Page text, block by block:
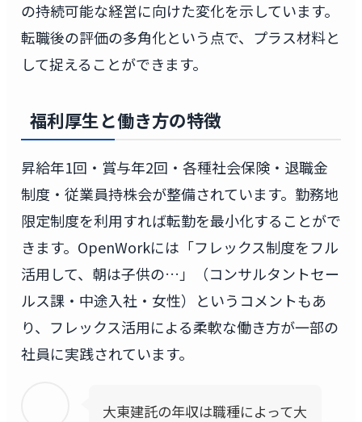
の持続可能な経営に向けた変化を示しています。
転職後の評価の多角化という点で、プラス材料と
して捉えることができます。
福利厚生と働き方の特徴
昇給年1回・賞与年2回・各種社会保険・退職金
制度・従業員持株会が整備されています。勤務地
限定制度を利用すれば転勤を最小化することがで
きます。OpenWorkには「フレックス制度をフル
活用して、朝は子供の…」（コンサルタントセー
ルス課・中途入社・女性）というコメントもあ
り、フレックス活用による柔軟な働き方が一部の
社員に実践されています。
大東建託の年収は職種によって大